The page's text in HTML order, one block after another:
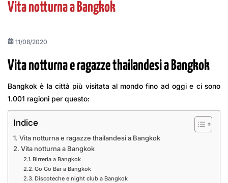
Vita notturna a Bangkok
11/08/2020
Vita notturna e ragazze thailandesi a Bangkok
Bangkok è la città più visitata al mondo fino ad oggi e ci sono
1.001 ragioni per questo:
Indice
Vita notturna e ragazze thailandesi a Bangkok
Vita notturna a Bangkok
Birreria a Bangkok
Go Go Bar a Bangkok
Discoteche e night club a Bangkok